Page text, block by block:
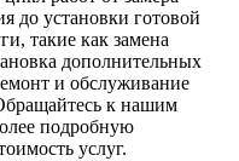
до установки готовой
такие как замена
дополнительных
и обслуживание
к нашим
подробную
услуг.